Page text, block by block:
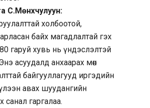
С.Мөнхчулуун:
холбоотой,
байх магадлалтай гэх
80 гаруй хувь нь үндэслэлтэй
асуудалд анхаарах мөн
байгууллагууд иргэдийн
авах шуудангийн
санал гаргалаа.